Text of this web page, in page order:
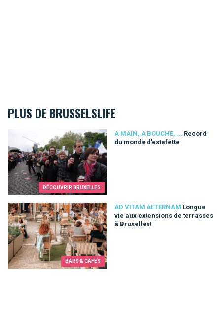
PLUS DE BRUSSELSLIFE
DÉCOUVRIR BRUXELLES
A MAIN, A BOUCHE, ... Record
du monde d’estafette
Record du monde d’estafette
BARS & CAFÉS
AD VITAM AETERNAM Longue
vie aux extensions de terrasses
à Bruxelles!
Longue vie aux extensions de terrasses à Bruxelles!